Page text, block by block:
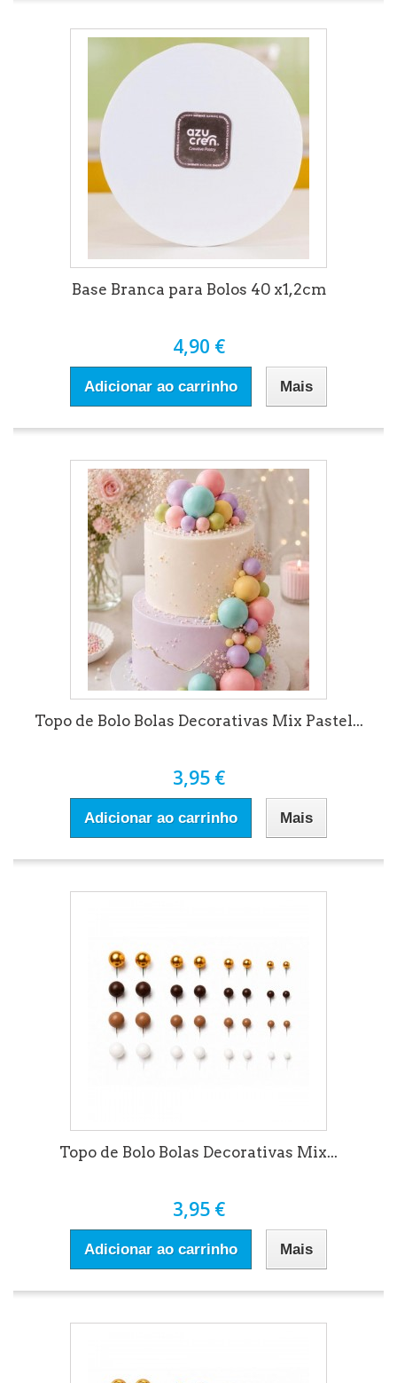
Base Branca para Bolos 40 x1,2cm
4,90 €
Adicionar ao carrinho Mais
Topo de Bolo Bolas Decorativas Mix Pastel...
3,95 €
Adicionar ao carrinho Mais
Topo de Bolo Bolas Decorativas Mix...
3,95 €
Adicionar ao carrinho Mais